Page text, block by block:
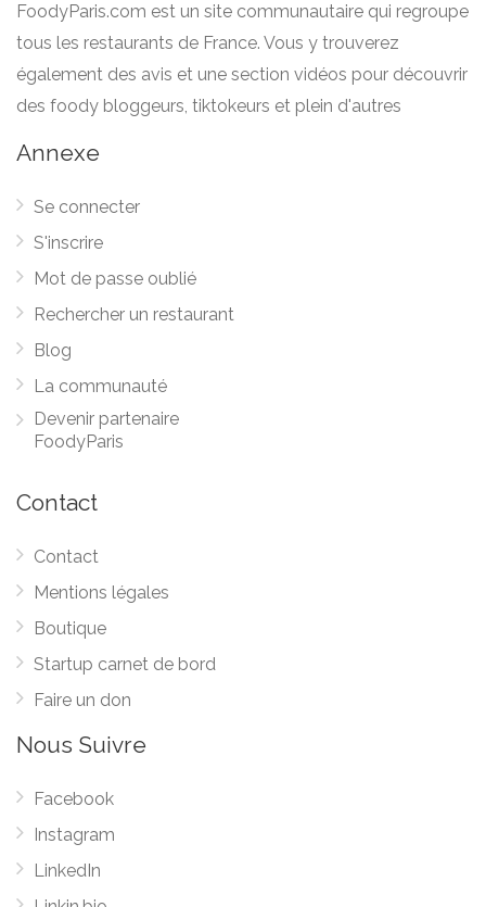
FoodyParis.com est un site communautaire qui regroupe
tous les restaurants de France. Vous y trouverez
également des avis et une section vidéos pour découvrir
des foody bloggeurs, tiktokeurs et plein d'autres
Annexe
Se connecter
S'inscrire
Mot de passe oublié
Rechercher un restaurant
Blog
La communauté
Devenir partenaire
FoodyParis
Contact
Contact
Mentions légales
Boutique
Startup carnet de bord
Faire un don
Nous Suivre
Facebook
Instagram
LinkedIn